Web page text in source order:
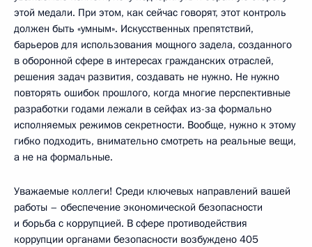
этой медали. При этом, как сейчас говорят, этот контроль
должен быть «умным». Искусственных препятствий,
барьеров для использования мощного задела, созданного
в оборонной сфере в интересах гражданских отраслей,
решения задач развития, создавать не нужно. Не нужно
повторять ошибок прошлого, когда многие перспективные
разработки годами лежали в сейфах из-за формально
исполняемых режимов секретности. Вообще, нужно к этому
гибко подходить, внимательно смотреть на реальные вещи,
а не на формальные.
Уважаемые коллеги! Среди ключевых направлений вашей
работы – обеспечение экономической безопасности
и борьба с коррупцией. В сфере противодействия
коррупции органами безопасности возбуждено 405